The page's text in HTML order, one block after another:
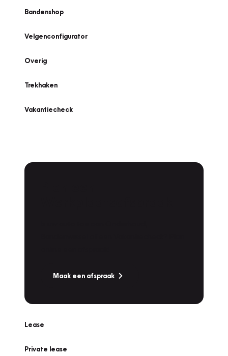
Bandenshop
Velgenconfigurator
Overig
Trekhaken
Vakantiecheck
Maak een afspraak
Lease
Private lease